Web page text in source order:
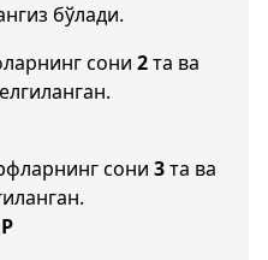
бўлади.
сони 2та ва
сони 3та ва